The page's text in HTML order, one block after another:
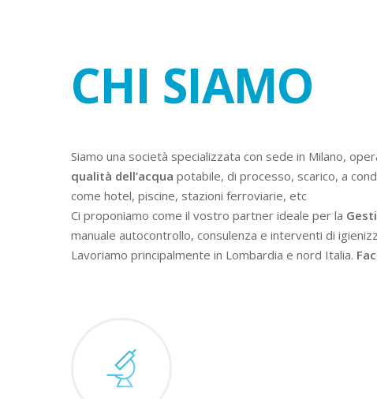
CHI SIAMO
Siamo una società specializzata con sede in Milano,
qualità dell’acquapotabile, di processo, scarico, a
come hotel, piscine, stazioni ferroviarie, etc
Ci proponiamo come il vostro partner ideale per la
manuale autocontrollo, consulenza e interventi di
Lavoriamo principalmente in Lombardia e nord Italia.